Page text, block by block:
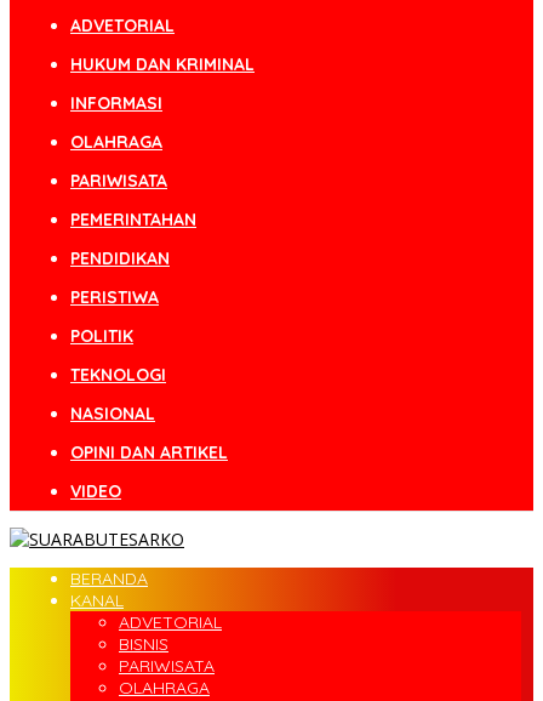
ADVETORIAL
HUKUM DAN KRIMINAL
INFORMASI
OLAHRAGA
PARIWISATA
PEMERINTAHAN
PENDIDIKAN
PERISTIWA
POLITIK
TEKNOLOGI
NASIONAL
OPINI DAN ARTIKEL
VIDEO
BERANDA
KANAL
ADVETORIAL
BISNIS
PARIWISATA
OLAHRAGA